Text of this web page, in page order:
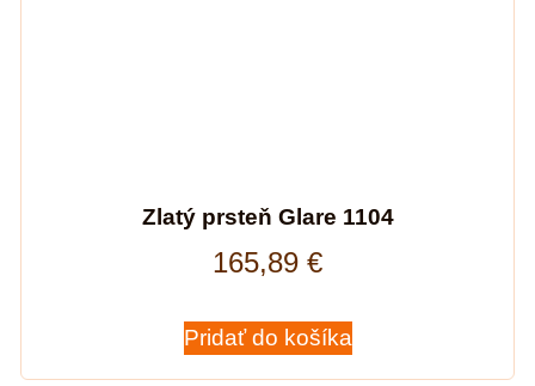
Zlatý prsteň Glare 1104
165,89 €
Pridať do košíka